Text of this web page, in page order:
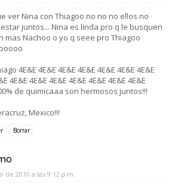
ver Nina con Thiagoo no no no ellos no
juntos... Nina es linda pro q le busquen
mas Nachoo o yo q seee pro Thiagoo
4E&E 4E&E 4E&E 4E&E 4E&E 4E&E 4E&E
4E&E 4E&E 4E&E 4E&E 4E&E 4E&E 4E&E
de quimicaaa son hermosos juntos!!!
Mexico!!!
Borrar
de 2010 a las 9:12 p.m.